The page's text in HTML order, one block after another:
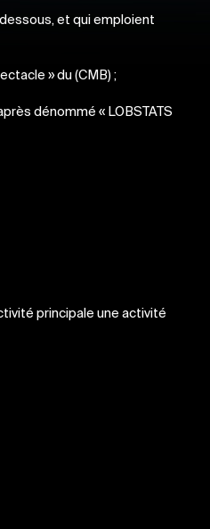
et qui emploient
» du (CMB) ;
dénommé « LOBSTATS
principale une activité